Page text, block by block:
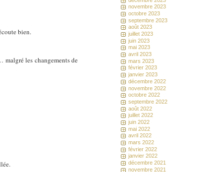
bien.
les changements de
novembre 2023
octobre 2023
septembre 2023
août 2023
juillet 2023
juin 2023
mai 2023
avril 2023
mars 2023
février 2023
janvier 2023
décembre 2022
novembre 2022
octobre 2022
septembre 2022
août 2022
juillet 2022
juin 2022
mai 2022
avril 2022
mars 2022
février 2022
janvier 2022
décembre 2021
novembre 2021